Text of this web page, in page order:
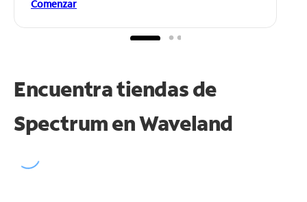
Comenzar
Encuentra tiendas de
Spectrum enWaveland